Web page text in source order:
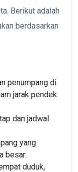
Berikut adalah
berdasarkan
penumpang di
jarak pendek.
dan jadwal
yang
besar.
duduk,